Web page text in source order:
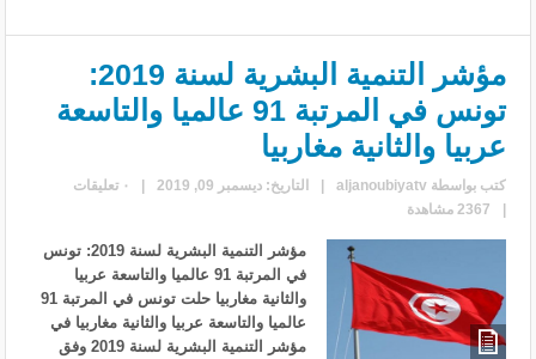
مؤشر التنمية البشرية لسنة 2019:
تونس في المرتبة 91 عالميا والتاسعة
عربيا والثانية مغاربيا
كتب بواسطةaljanoubiyatv
| التاريخ: ديسمبر 09, 2019 |
٠ تعليقات
|
2367 مشاهدة
مؤشر التنمية البشرية لسنة 2019: تونس
في المرتبة 91 عالميا والتاسعة عربيا
والثانية مغاربيا حلت تونس في المرتبة 91
عالميا والتاسعة عربيا والثانية مغاربيا في
مؤشر التنمية البشرية لسنة 2019 وفق